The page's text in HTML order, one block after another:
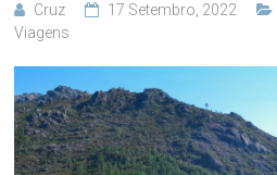
Cruz 17 Setembro, 2022
Viagens